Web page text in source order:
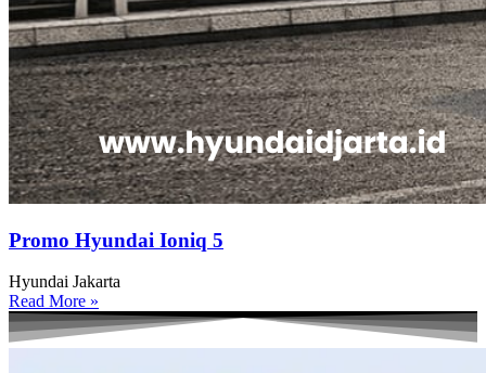
Promo Hyundai Ioniq 5
Hyundai Jakarta
Read More »